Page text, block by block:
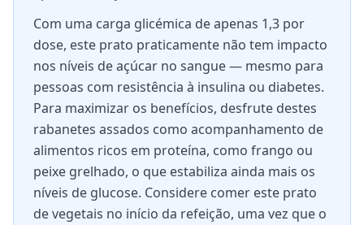
Com uma carga glicémica de apenas 1,3 por
dose, este prato praticamente não tem impacto
nos níveis de açúcar no sangue — mesmo para
pessoas com resistência à insulina ou diabetes.
Para maximizar os benefícios, desfrute destes
rabanetes assados como acompanhamento de
alimentos ricos em proteína, como frango ou
peixe grelhado, o que estabiliza ainda mais os
níveis de glucose. Considere comer este prato
de vegetais no início da refeição, uma vez que o